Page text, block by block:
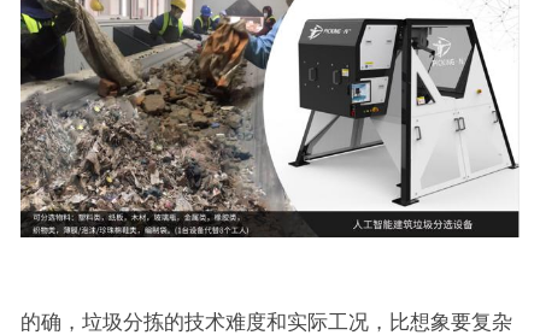
的确，垃圾分拣的技术难度和实际工况，比想象要复杂